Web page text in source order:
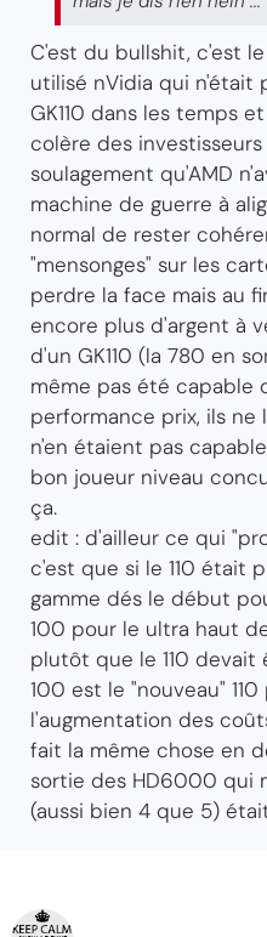
C'est du bullshit, c'est
utilisé nVidia qui n'était
GK110 dans les temps
colère des
soulagement qu'AMD
machine de guerre à
normal de rester
"mensonges" sur les
perdre la face mais au
encore plus d'argent à
d'un GK110 (la 780 en
même pas été capable
performance prix, ils
n'en étaient pas
bon joueur niveau
ça.
edit : d'ailleur ce qui
c'est que si le 110 était
gamme dés le début
100 pour le ultra haut
plutôt que le 110
100 est le "nouveau"
l'augmentation des
fait la même chose en
sortie des HD6000 qui
(aussi bien 4 que 5)